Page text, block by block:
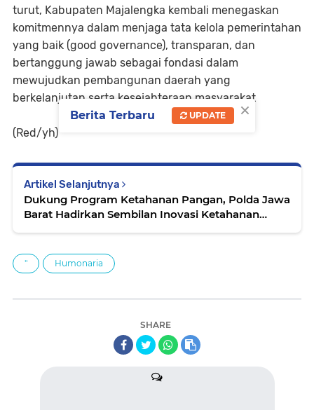
turut, Kabupaten Majalengka kembali menegaskan
komitmennya dalam menjaga tata kelola pemerintahan
yang baik (good governance), transparan, dan
bertanggung jawab sebagai fondasi dalam
mewujudkan pembangunan daerah yang
berkelanjutan serta kesejahteraan masyarakat
(Red/yh)
Artikel Selanjutnya
Dukung Program Ketahanan Pangan, Polda Jawa
Barat Hadirkan Sembilan Inovasi Ketahanan
" Humonaria
SHARE
×
Berita Terbaru UPDATE